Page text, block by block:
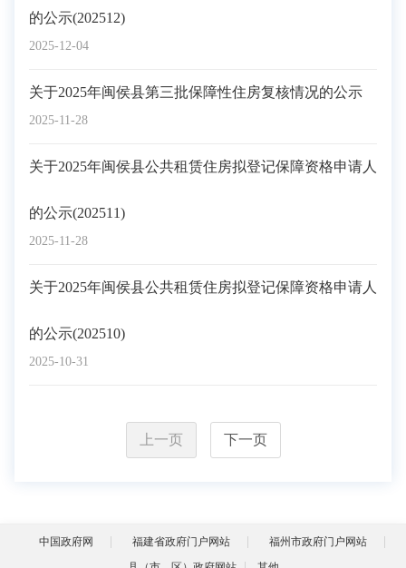
2025-12-04
的公示(202512)
2025-11-28
关于2025年闽侯县第三批保障性住房复核情况的公示
2025-11-28
关于2025年闽侯县公共租赁住房拟登记保障资格申请人
的公示(202511)
2025-10-31
关于2025年闽侯县公共租赁住房拟登记保障资格申请人
的公示(202510)
上一页 下一页
中国政府网 福建省政府门户网站
福州市政府门户网站